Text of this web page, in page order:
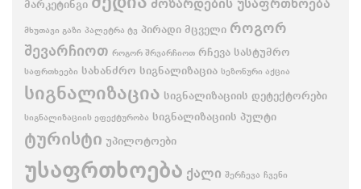
მარკეტინგი მოზარდების უსაფრთხოება
მხუთავი გაზი პალეტრა ტვ პირადი მცველი როგორ
შევარჩიოთ როგორ შრვარჩიოთ რჩევა სასტუმრო
საფრთხეები სახანძრო სიგნალიზაცია სეზონური აქცია
სიგნალიზაცია სიგნალიზაციის დეტექტორები
სიგნალიზაციის ეფექტურობა სიგნალიზაციის პულტი
ტურისტი უპილოტოები
უსაფრთხოება ქალი შერჩევა ჩვენი